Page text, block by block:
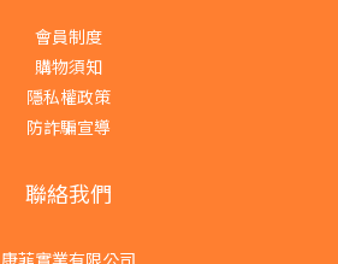
會員制度
購物須知
隱私權政策
防詐騙宣導
聯絡我們
康菲實業有限公司